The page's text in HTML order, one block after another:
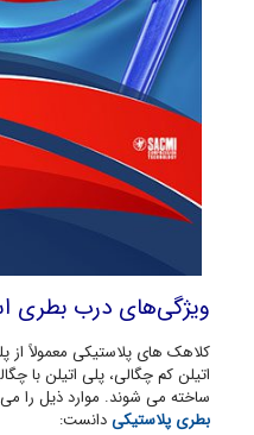
ویژگی‌های درب بطری
کلاهک های پلاستیکی معمولاً از
اتیلن کم چگالی، پلی اتیلن با
ساخته می شوند. موارد ذیل را
بطری پلاستیکیدانست: